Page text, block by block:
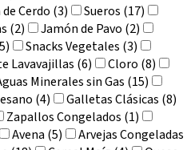
Cerdo (3)
Sueros (17)
(2)
Jamón de Pavo (2)
Snacks Vegetales (3)
Lavavajillas (6)
Cloro (8)
Minerales sin Gas (15)
(4)
Galletas Clásicas (8)
Zapallos Congelados (1)
Avena (5)
Arvejas Congeladas